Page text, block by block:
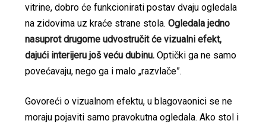
vitrine, dobro će funkcionirati postav dvaju ogledala
na zidovima uz kraće strane stola.Ogledala jedno
nasuprot drugome udvostručit će vizualni efekt,
dajući interijeru još veću dubinu. Optički ga ne samo
povećavaju, nego ga i malo „razvlače”.
Govoreći o vizualnom efektu, u blagovaonici se ne
moraju pojaviti samo pravokutna ogledala. Ako stol i